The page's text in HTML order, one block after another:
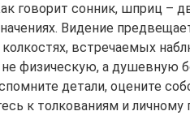
говорит сонник, шприц –
Видение
встречаемых
физическую, а душевную
детали, оцените
к толкованиям и